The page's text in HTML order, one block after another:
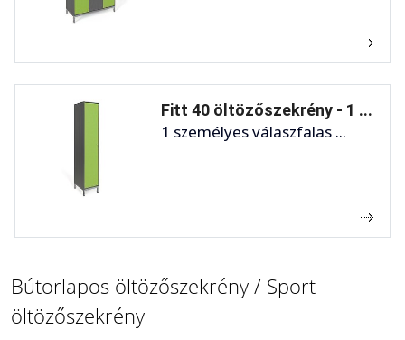
Fitt 40 öltözőszekrény - 1 ...
1 személyes válaszfalas ...
Bútorlapos öltözőszekrény / Sport
öltözőszekrény